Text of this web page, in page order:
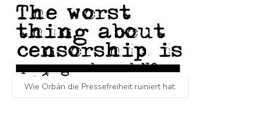
Wie Orbán die Pressefreiheit ruiniert hat.